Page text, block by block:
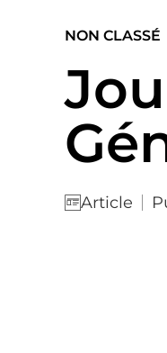
NON CLASSÉ
Article